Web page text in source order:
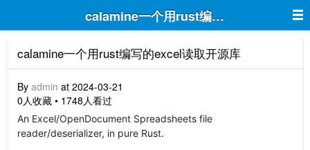
calamine一个用rust编写的excel读取开
calamine一个用rust编写的excel读取开源库
By admin at 2024-03-21
0人收藏 • 1748人看过
An Excel/OpenDocument Spreadsheets file
reader/deserializer, in pure Rust.